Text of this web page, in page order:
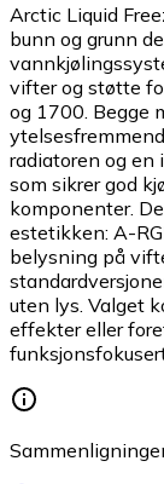
Arctic Liquid
bunn og grunn
vifter og støtte
og 1700. Begge
radiatoren og en
som sikrer god
komponenter.
estetikken: A-
belysning på
uten lys. Valget
effekter eller